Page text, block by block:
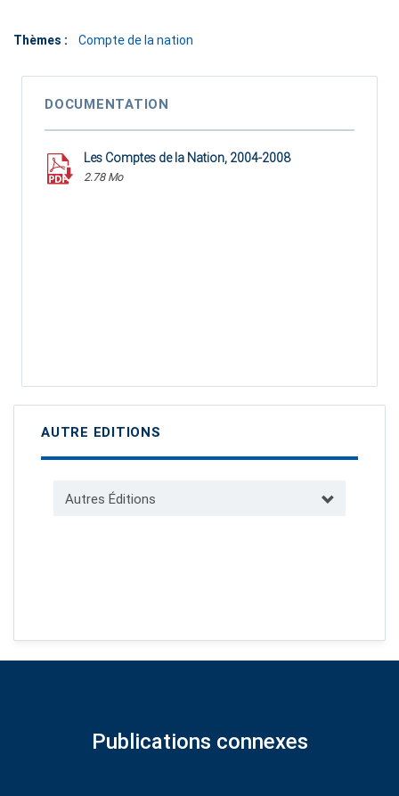
Thèmes : Compte de la nation
DOCUMENTATION
Les Comptes de la Nation, 2004-2008
2.78 Mo
AUTRE EDITIONS
Autres Éditions
Publications connexes